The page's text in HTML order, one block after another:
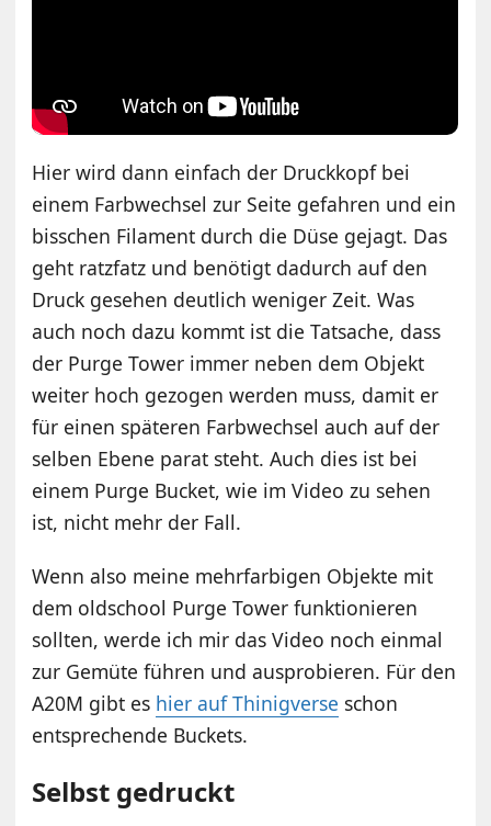
Hier wird dann einfach der Druckkopf bei
einem Farbwechsel zur Seite gefahren und ein
bisschen Filament durch die Düse gejagt. Das
geht ratzfatz und benötigt dadurch auf den
Druck gesehen deutlich weniger Zeit. Was
auch noch dazu kommt ist die Tatsache, dass
der Purge Tower immer neben dem Objekt
weiter hoch gezogen werden muss, damit er
für einen späteren Farbwechsel auch auf der
selben Ebene parat steht. Auch dies ist bei
einem Purge Bucket, wie im Video zu sehen
ist, nicht mehr der Fall.
Wenn also meine mehrfarbigen Objekte mit
dem oldschool Purge Tower funktionieren
sollten, werde ich mir das Video noch einmal
zur Gemüte führen und ausprobieren. Für den
A20M gibt es hier auf Thinigverse schon
entsprechende Buckets.
Selbst gedruckt